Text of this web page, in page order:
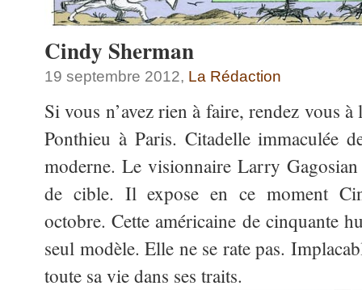
Cindy Sherman
19 septembre 2012, La Rédaction
Si vous n’avez rien à faire, rendez vous
Ponthieu à Paris. Citadelle immaculée
moderne. Le visionnaire Larry
de cible. Il expose en ce moment
octobre. Cette américaine de cinquante
seul modèle. Elle ne se rate pas.
toute sa vie dans ses traits.